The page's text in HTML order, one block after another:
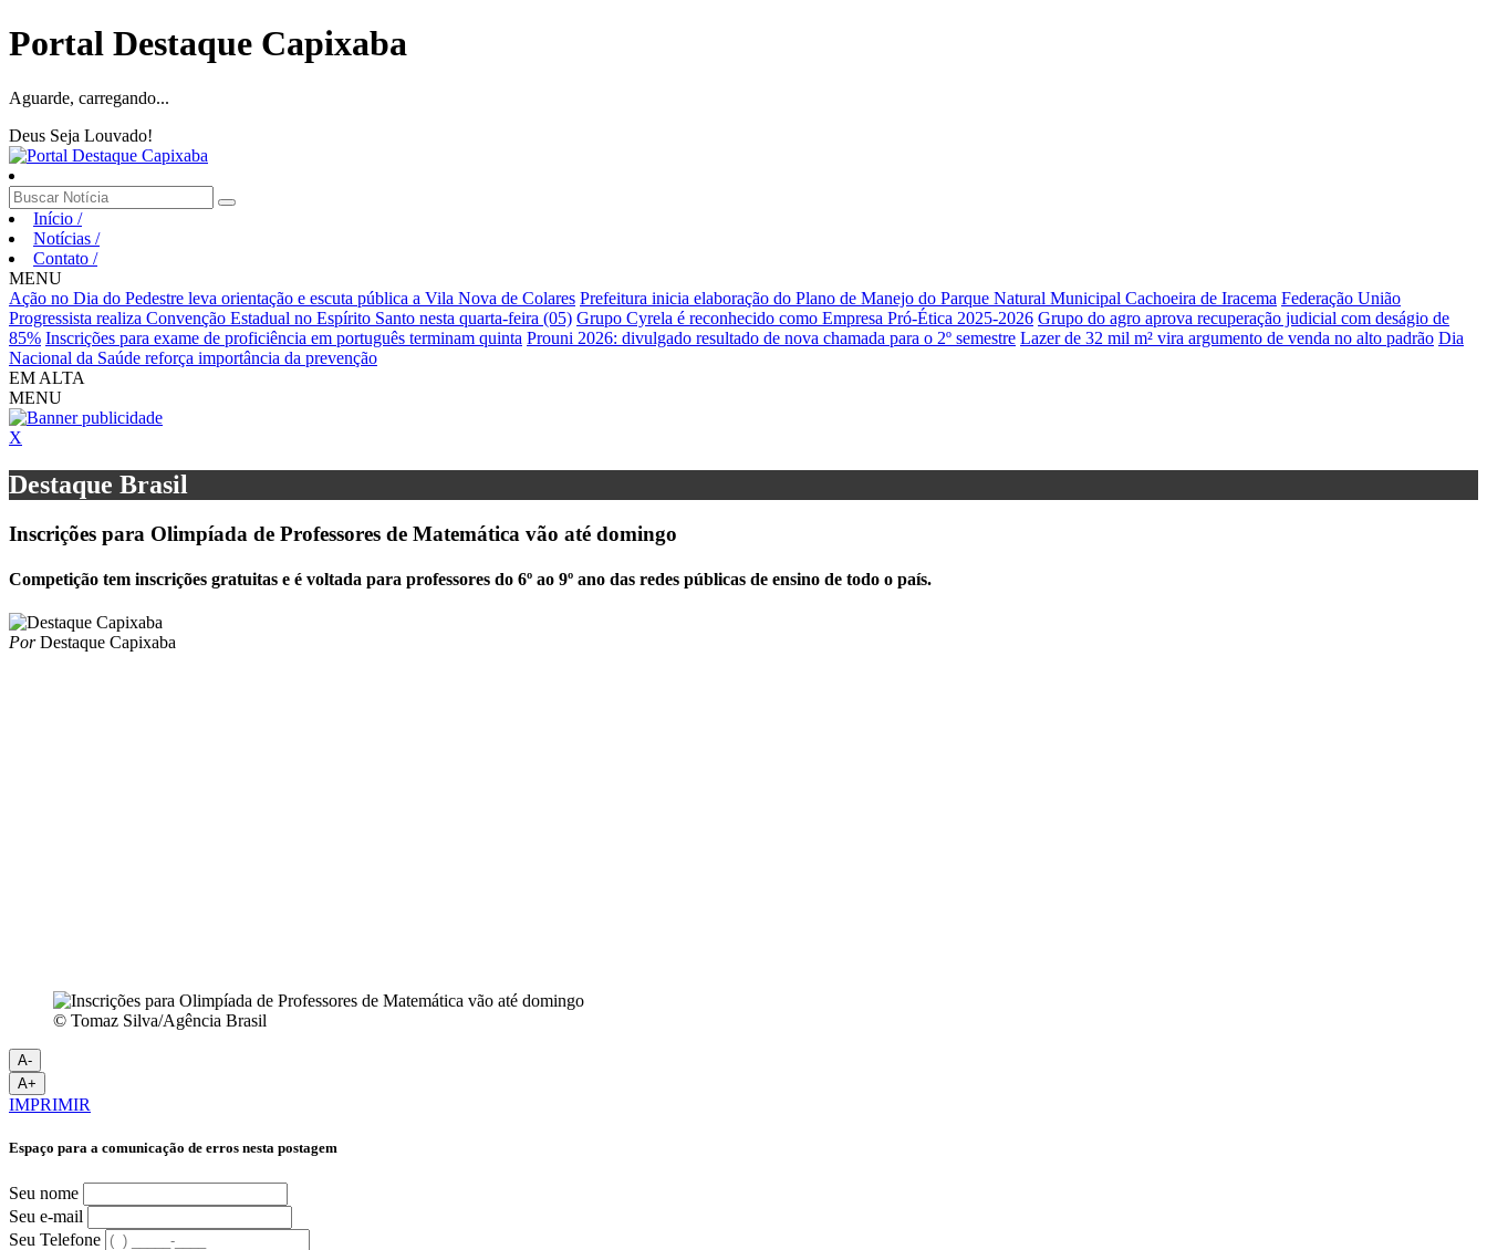
Portal Destaque Capixaba
Aguarde, carregando...
Deus Seja Louvado!
Início /
Notícias /
Contato /
MENU
Ação no Dia do Pedestre leva orientação e escuta pública a Vila Nova de Colares Prefeitura inicia elaboração do Plano de Manejo do Parque Natural Municipal Cachoeira de Iracema Federação União
Progressista realiza Convenção Estadual no Espírito Santo nesta quarta-feira (05) Grupo Cyrela é reconhecido como Empresa Pró-Ética 2025-2026 Grupo do agro aprova recuperação judicial com deságio de
85% Inscrições para exame de proficiência em português terminam quinta Prouni 2026: divulgado resultado de nova chamada para o 2º semestre Lazer de 32 mil m² vira argumento de venda no alto padrão Dia
Nacional da Saúde reforça importância da prevenção
EM ALTA
MENU
X
Destaque Brasil
Inscrições para Olimpíada de Professores de Matemática vão até domingo
Competição tem inscrições gratuitas e é voltada para professores do 6º ao 9º ano das redes públicas de ensino de todo o país.
PorDestaque Capixaba
© Tomaz Silva/Agência Brasil
A-
A+
IMPRIMIR
Espaço para a comunicação de erros nesta postagem
Seu nome
Seu e-mail
Seu Telefone